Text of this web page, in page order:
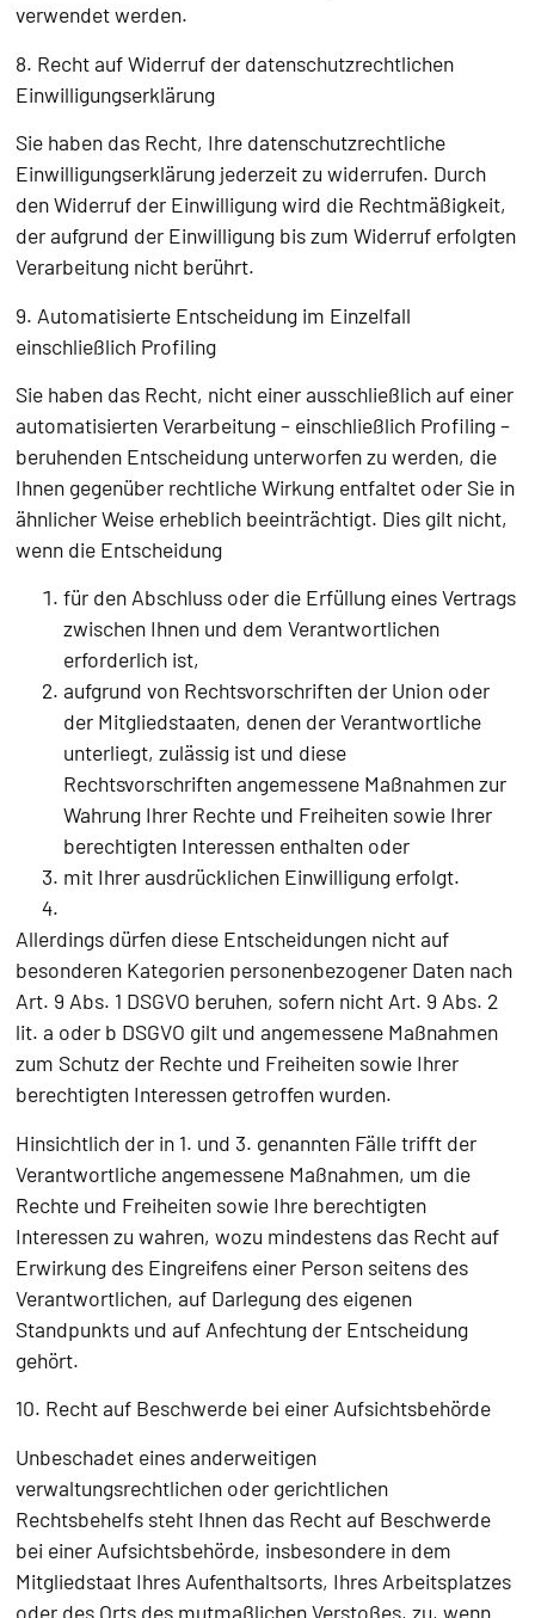
verwendet werden.
8. Recht auf Widerruf der datenschutzrechtlichen
Einwilligungserklärung
Sie haben das Recht, Ihre datenschutzrechtliche
Einwilligungserklärung jederzeit zu widerrufen. Durch
den Widerruf der Einwilligung wird die Rechtmäßigkeit,
der aufgrund der Einwilligung bis zum Widerruf erfolgten
Verarbeitung nicht berührt.
9. Automatisierte Entscheidung im Einzelfall
einschließlich Profiling
Sie haben das Recht, nicht einer ausschließlich auf einer
automatisierten Verarbeitung – einschließlich Profiling –
beruhenden Entscheidung unterworfen zu werden, die
Ihnen gegenüber rechtliche Wirkung entfaltet oder Sie in
ähnlicher Weise erheblich beeinträchtigt. Dies gilt nicht,
wenn die Entscheidung
für den Abschluss oder die Erfüllung eines Vertrags
zwischen Ihnen und dem Verantwortlichen
erforderlich ist,
aufgrund von Rechtsvorschriften der Union oder
der Mitgliedstaaten, denen der Verantwortliche
unterliegt, zulässig ist und diese
Rechtsvorschriften angemessene Maßnahmen zur
Wahrung Ihrer Rechte und Freiheiten sowie Ihrer
berechtigten Interessen enthalten oder
mit Ihrer ausdrücklichen Einwilligung erfolgt.
Allerdings dürfen diese Entscheidungen nicht auf
besonderen Kategorien personenbezogener Daten nach
Art. 9 Abs. 1 DSGVO beruhen, sofern nicht Art. 9 Abs. 2
lit. a oder b DSGVO gilt und angemessene Maßnahmen
zum Schutz der Rechte und Freiheiten sowie Ihrer
berechtigten Interessen getroffen wurden.
Hinsichtlich der in 1. und 3. genannten Fälle trifft der
Verantwortliche angemessene Maßnahmen, um die
Rechte und Freiheiten sowie Ihre berechtigten
Interessen zu wahren, wozu mindestens das Recht auf
Erwirkung des Eingreifens einer Person seitens des
Verantwortlichen, auf Darlegung des eigenen
Standpunkts und auf Anfechtung der Entscheidung
gehört.
10. Recht auf Beschwerde bei einer Aufsichtsbehörde
Unbeschadet eines anderweitigen
verwaltungsrechtlichen oder gerichtlichen
Rechtsbehelfs steht Ihnen das Recht auf Beschwerde
bei einer Aufsichtsbehörde, insbesondere in dem
Mitgliedstaat Ihres Aufenthaltsorts, Ihres Arbeitsplatzes
oder des Orts des mutmaßlichen Verstoßes, zu, wenn